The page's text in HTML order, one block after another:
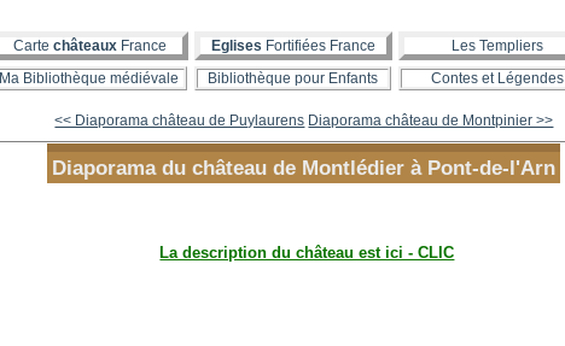
Carte châteauxFrance Eglises Fortifiées France Les Templiers
Ma Bibliothèque médiévale Bibliothèque pour Enfants Contes et Légendes
<< Diaporama château de Puylaurens Diaporama château de Montpinier >>
Diaporama du château de Montlédier à Pont-de-l'Arn
La description du château est ici - CLIC